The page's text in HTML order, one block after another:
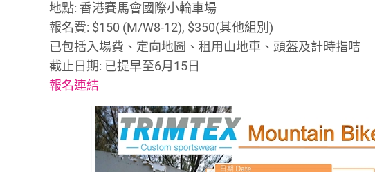
地點: 香港賽馬會國際小輪車場
報名費: $150 (M/W8-12), $350(其他組別)
已包括入場費、定向地圖、租用山地車、頭盔及計時指咭
截止日期: 已提早至6月15日
報名連結